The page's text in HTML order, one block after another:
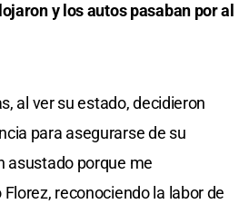
y los autos pasaban por al
al ver su estado, decidieron
para asegurarse de su
asustado porque me
reconociendo la labor de